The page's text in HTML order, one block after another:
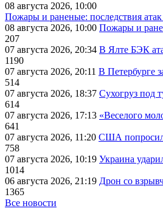
08 августа 2026, 10:00
Пожары и раненые: последствия
08 августа 2026, 10:00 Пожары и
207
07 августа 2026, 20:34 В Ялте БЭК
1190
07 августа 2026, 20:11 В Петербурге
514
07 августа 2026, 18:37 Сухогруз под
614
07 августа 2026, 17:13 «Веселого
641
07 августа 2026, 11:20 США
758
07 августа 2026, 10:19 Украина
1014
06 августа 2026, 21:19 Дрон со
1365
Все новости